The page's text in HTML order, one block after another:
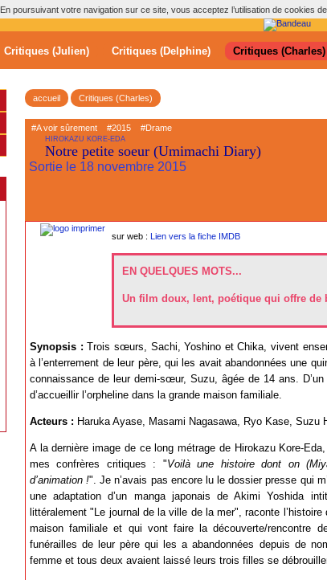
En poursuivant votre navigation sur ce site, vous acceptez l’utilisation de cookies
Critiques (Julien) Critiques (Delphine) Critiques (Charles)
accueil Critiques (Charles)
#A voir sûrement #2015 #Drame
HIROKAZU KORE-EDA
Notre petite soeur (Umimachi Diary)
Sortie le 18 novembre 2015
EN QUELQUES MOTS...
Un film doux, lent, poétique qui offre de
sur web : Lien vers la fiche IMDB
Synopsis : Trois sœurs, Sachi, Yoshino et Chika, vivent
à l’enterrement de leur père, qui les avait abandonnées une
connaissance de leur demi-sœur, Suzu, âgée de 14 ans.
d’accueillir l’orpheline dans la grande maison familiale.
Acteurs : Haruka Ayase, Masami Nagasawa, Ryo Kase, Suzu
A la dernière image de ce long métrage de Hirokazu Kore-
mes confrères critiques : "Voilà une histoire dont on
d’animation !". Je n’avais pas encore lu le dossier presse qui
une adaptation d’un manga japonais de Akimi Yoshida
littéralement "Le journal de la ville de la mer", raconte
maison familiale et qui vont faire la découverte/rencontre
funérailles de leur père qui les a abandonnées depuis de
femme et tous deux avaient laissé leurs trois filles se